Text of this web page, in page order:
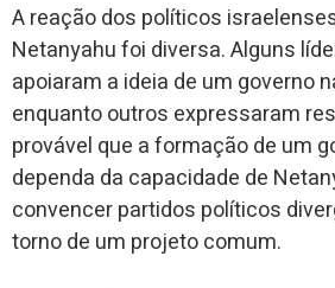
A reação dos políticos
Netanyahu foi diversa. Alguns
apoiaram a ideia de um governo
enquanto outros expressaram
provável que a formação de um
dependa da capacidade de
convencer partidos políticos
torno de um projeto comum.